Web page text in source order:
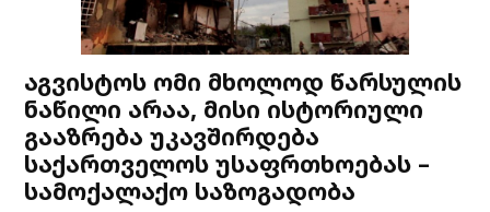
აგვისტოს ომი მხოლოდ წარსულის
ნაწილი არაა, მისი ისტორიული
გააზრება უკავშირდება
საქართველოს უსაფრთხოებას –
სამოქალაქო საზოგადობა